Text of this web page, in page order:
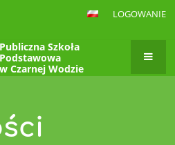
LOGOWANIE
Publiczna Szkoła
Podstawowa
w Czarnej Wodzie